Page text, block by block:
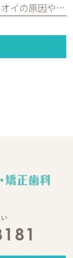
口臭の原因は歯周病？気になるニオイの原因や対策を歯科医が解説｜宮原・さいたま市北区の歯医者